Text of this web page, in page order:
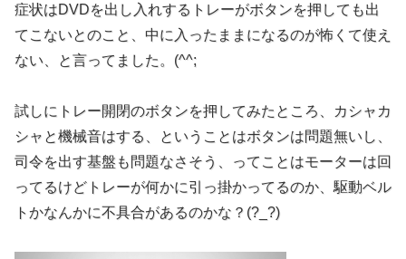
症状はDVDを出し入れするトレーがボタンを押しても出
てこないとのこと、中に入ったままになるのが怖くて使え
ない、と言ってました。(^^;
試しにトレー開閉のボタンを押してみたところ、カシャカ
シャと機械音はする、ということはボタンは問題無いし、
司令を出す基盤も問題なさそう、ってことはモーターは回
ってるけどトレーが何かに引っ掛かってるのか、駆動ベル
トかなんかに不具合があるのかな？(?_?)